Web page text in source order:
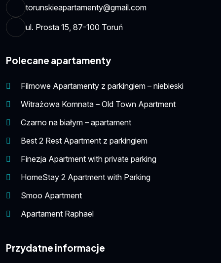
torunskieapartamenty@gmail.com
ul. Prosta 15, 87-100 Toruń
Polecane apartamenty
Filmowe Apartamenty z parkingiem – niebieski
Witrażowa Komnata – Old Town Apartment
Czarno na białym – apartament
Best 2 Rest Apartment z parkingiem
Finezja Apartment with private parking
HomeStay 2 Apartment with Parking
Smoo Apartment
Apartament Raphael
Przydatne informacje